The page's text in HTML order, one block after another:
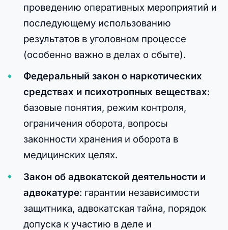
проведению оперативных мероприятий и
последующему использованию
результатов в уголовном процессе
(особенно важно в делах о сбыте).
Федеральный закон о наркотических
средствах и психотропных веществах:
базовые понятия, режим контроля,
ограничения оборота, вопросы
законности хранения и оборота в
медицинских целях.
Закон об адвокатской деятельности и
адвокатуре: гарантии независимости
защитника, адвокатская тайна, порядок
допуска к участию в деле и